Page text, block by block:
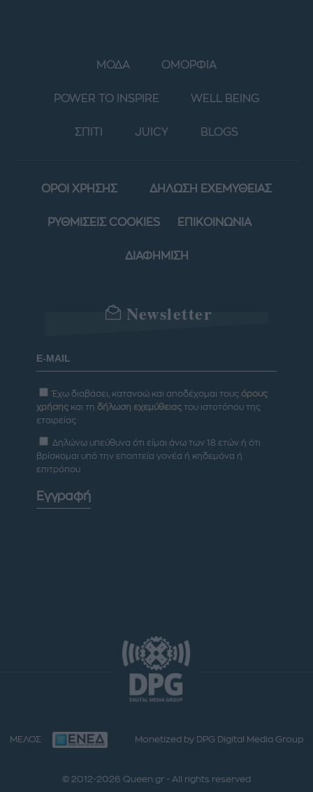
ΜΟΔΑ ΟΜΟΡΦΙΑ
POWER TO INSPIRE WELL BEING
ΣΠΙΤΙ JUICY BLOGS
ΟΡΟΙ ΧΡΗΣΗΣ ΔΗΛΩΣΗ ΕΧΕΜΥΘΕΙΑΣ
ΡΥΘΜΙΣΕΙΣ COOKIES ΕΠΙΚΟΙΝΩΝΙΑ
ΔΙΑΦΗΜΙΣΗ
Newsletter
Έχω διαβάσει, κατανοώ και αποδέχομαι τους όρους
χρήσης και τη δήλωση εχεμύθειας του ιστοτόπου της
εταιρείας
Δηλώνω υπεύθυνα ότι είμαι άνω των 18 ετών ή ότι
βρίσκομαι υπό την εποπτεία γονέα ή κηδεμόνα ή
επιτρόπου
Εγγραφή
ΜΕΛΟΣ Monetized by DPG Digital Media Group
© 2012-2026 Queen.gr - All rights reserved